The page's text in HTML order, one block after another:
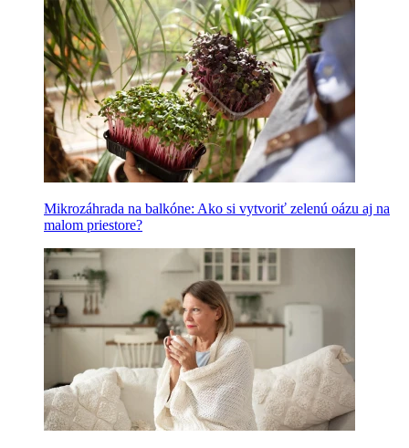
Mikrozáhrada na balkóne: Ako si vytvoriť zelenú oázu aj na
malom priestore?